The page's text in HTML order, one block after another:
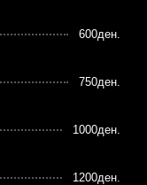
600ден.
750ден.
1000ден.
1200ден.